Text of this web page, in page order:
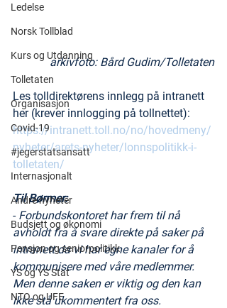
Ledelse
Norsk Tollblad
Kurs og Utdanning
Tolletaten
Organisasjon
Covid-19
#jegerstatsansatt
Internasjonalt
Andre nyheter
Budsjett og økonomi
Pensjon og seniorpolitikk
YS og YS Stat
NTO og UFE
arkivfoto: Bård Gudim/Tolletaten
Les tolldirektørens innlegg på intranett
her (krever innlogging på tollnettet):
https://intranett.toll.no/no/hovedmeny/
nyheter/arets-nyheter/lonnspolitikk-i-
tolletaten/
Til Børmer:
- Forbundskontoret har frem til nå
avholdt fra å svare direkte på saker på
intranett da vi har egne kanaler for å
kommunisere med våre medlemmer.
Men denne saken er viktig og den kan
ikke stå ukommentert fra oss.